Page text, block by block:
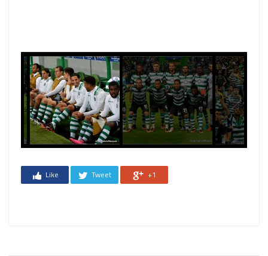
Previous Next
Like Tweet +1